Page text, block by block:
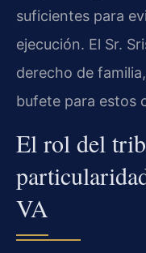
suficientes para
ejecución. El Sr.
derecho de
bufete para estos
El rol del
VA